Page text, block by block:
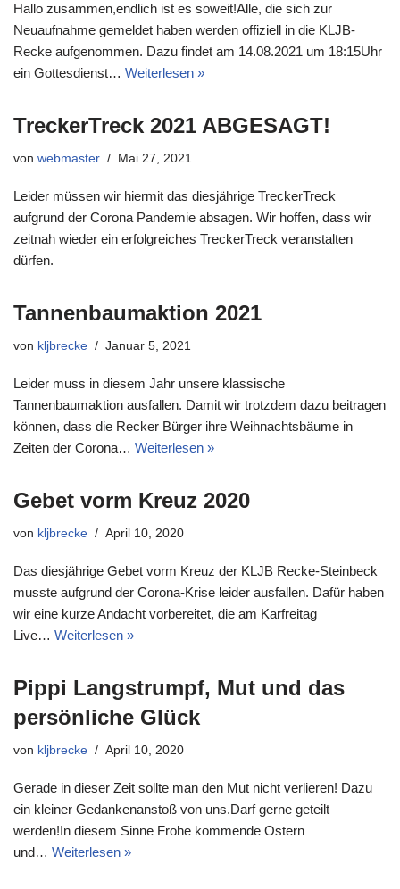
Hallo zusammen,endlich ist es soweit!Alle, die sich zur
Neuaufnahme gemeldet haben werden offiziell in die KLJB-
Recke aufgenommen. Dazu findet am 14.08.2021 um 18:15Uhr
ein Gottesdienst… Weiterlesen »
TreckerTreck 2021 ABGESAGT!
von webmaster Mai 27, 2021
Leider müssen wir hiermit das diesjährige TreckerTreck
aufgrund der Corona Pandemie absagen. Wir hoffen, dass wir
zeitnah wieder ein erfolgreiches TreckerTreck veranstalten
dürfen.
Tannenbaumaktion 2021
von kljbrecke Januar 5, 2021
Leider muss in diesem Jahr unsere klassische
Tannenbaumaktion ausfallen. Damit wir trotzdem dazu beitragen
können, dass die Recker Bürger ihre Weihnachtsbäume in
Zeiten der Corona… Weiterlesen »
Gebet vorm Kreuz 2020
von kljbrecke April 10, 2020
Das diesjährige Gebet vorm Kreuz der KLJB Recke-Steinbeck
musste aufgrund der Corona-Krise leider ausfallen. Dafür haben
wir eine kurze Andacht vorbereitet, die am Karfreitag
Live… Weiterlesen »
Pippi Langstrumpf, Mut und das
persönliche Glück
von kljbrecke April 10, 2020
Gerade in dieser Zeit sollte man den Mut nicht verlieren! Dazu
ein kleiner Gedankenanstoß von uns.Darf gerne geteilt
werden!In diesem Sinne Frohe kommende Ostern
und… Weiterlesen »